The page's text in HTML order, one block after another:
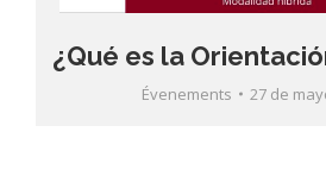
¿Qué es la
Évenements 27 de